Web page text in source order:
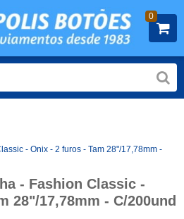
0
- Onix - 2 furos - Tam 28"/17,78mm -
- Fashion Classic -
28"/17,78mm - C/200und